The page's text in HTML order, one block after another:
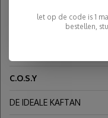
Hoe knoop je een sjaal?
C.O.S.Y
DE IDEALE KAFTAN
let op de code is 1
bestellen,